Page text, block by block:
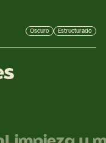
Oscuro Estructurado